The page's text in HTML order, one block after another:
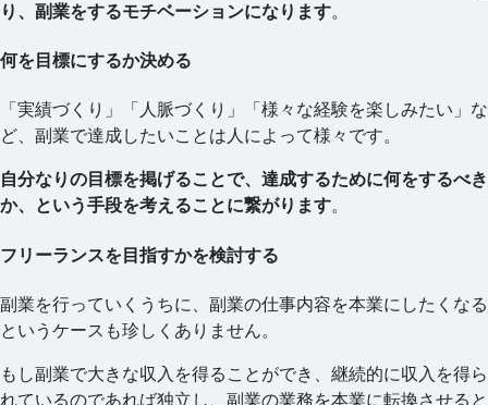
り、副業をするモチベーションになります。
何を目標にするか決める
「実績づくり」「人脈づくり」「様々な経験を楽しみたい」な
ど、副業で達成したいことは人によって様々です。
自分なりの目標を掲げることで、達成するために何をするべき
か、という手段を考えることに繋がります。
フリーランスを目指すかを検討する
副業を行っていくうちに、副業の仕事内容を本業にしたくなる
というケースも珍しくありません。
もし副業で大きな収入を得ることができ、継続的に収入を得ら
れているのであれば独立し、副業の業務を本業に転換させると